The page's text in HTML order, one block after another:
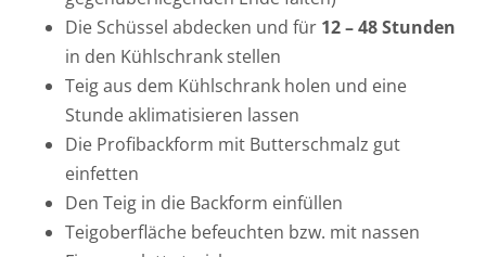
Die Schüssel abdecken und für 12 – 48 Stunden
in den Kühlschrank stellen
Teig aus dem Kühlschrank holen und eine
Stunde aklimatisieren lassen
Die Profibackform mit Butterschmalz gut
einfetten
Den Teig in die Backform einfüllen
Teigoberfläche befeuchten bzw. mit nassen